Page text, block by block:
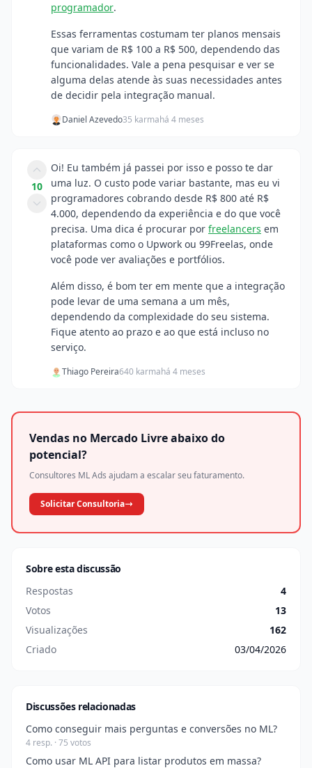
programador.
Essas ferramentas costumam ter planos mensais
que variam de R$ 100 a R$ 500, dependendo das
funcionalidades. Vale a pena pesquisar e ver se
alguma delas atende às suas necessidades antes
de decidir pela integração manual.
Daniel Azevedo35 karmahá 4 meses
10
Oi! Eu também já passei por isso e posso te dar
uma luz. O custo pode variar bastante, mas eu vi
programadores cobrando desde R$ 800 até R$
4.000, dependendo da experiência e do que você
precisa. Uma dica é procurar por freelancers em
plataformas como o Upwork ou 99Freelas, onde
você pode ver avaliações e portfólios.
Além disso, é bom ter em mente que a integração
pode levar de uma semana a um mês,
dependendo da complexidade do seu sistema.
Fique atento ao prazo e ao que está incluso no
serviço.
Thiago Pereira640 karmahá 4 meses
Vendas no Mercado Livre abaixo do
potencial?
Consultores ML Ads ajudam a escalar seu faturamento.
Solicitar Consultoria
Sobre esta discussão
Respostas
4
Votos
13
Visualizações
162
Criado
03/04/2026
Discussões relacionadas
Como conseguir mais perguntas e conversões no ML?
4 resp. · 75 votos
Como usar ML API para listar produtos em massa?